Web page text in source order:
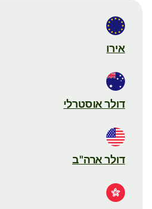
אירו
דולר אוסטרלי
דולר ארה"ב